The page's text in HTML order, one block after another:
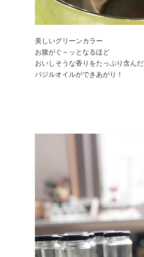
美しいグリーンカラー
お腹がぐ～ッとなるほど
おいしそうな香りをたっぷり含んだ
バジルオイルができあがり！